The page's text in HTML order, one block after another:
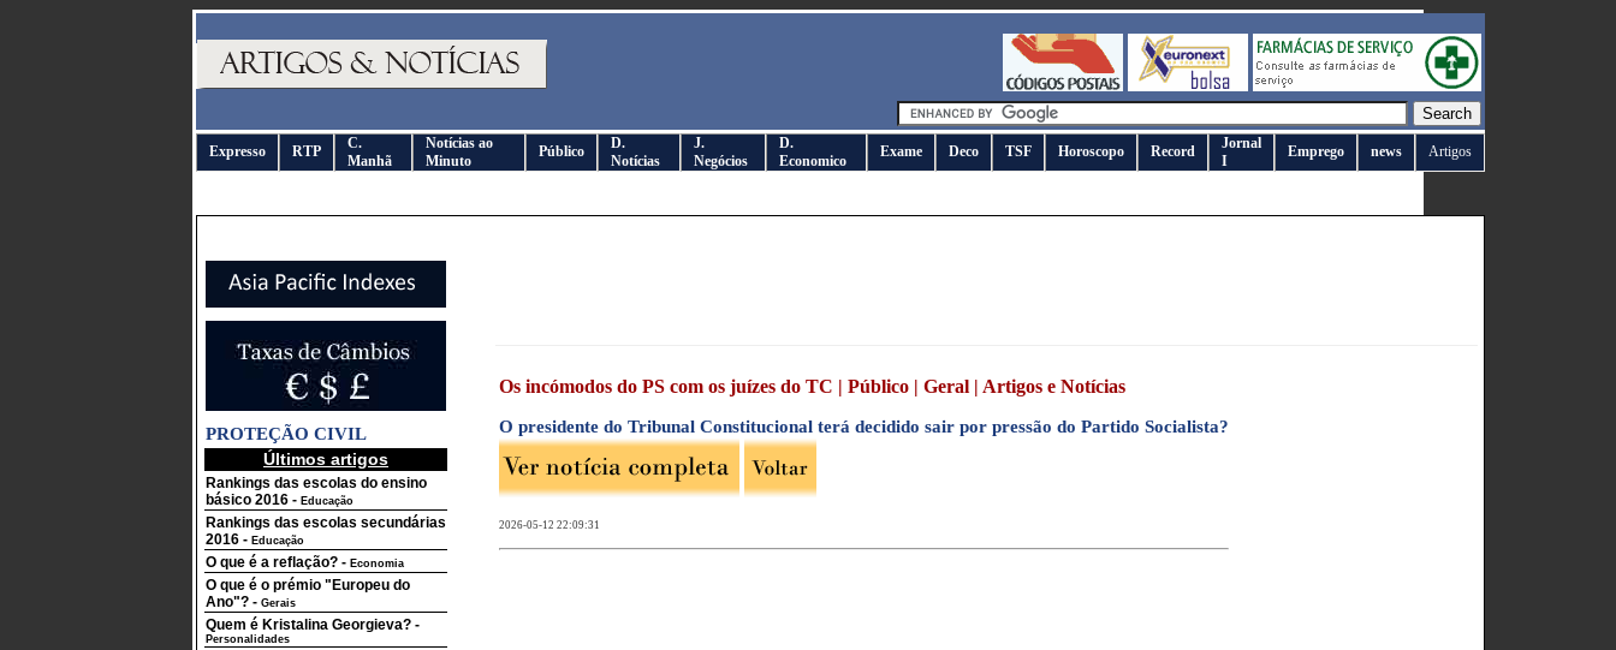
Expresso RTP
C.
Manhã
Notícias ao
Minuto
Público
D.
Notícias
J.
Negócios
D.
Economico
Exame Deco TSF Horoscopo Record
Jornal
I
Emprego news Artigos
PROTEÇÃO CIVIL
Últimos artigos
Rankings das escolas do ensino
básico 2016 - Educação
Rankings das escolas secundárias
2016 - Educação
O que é a reflação? - Economia
O que é o prémio "Europeu do
Ano"? - Gerais
Quem é Kristalina Georgieva? -
Personalidades
Os incómodos do PS com os juízes do TC | Público | Geral | Artigos e Notícias
O presidente do Tribunal Constitucional terá decidido sair por pressão do Partido Socialista?
2026-05-12 22:09:31